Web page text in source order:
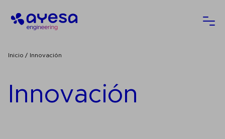
Ayesa
Inicio Innovación
Innovación